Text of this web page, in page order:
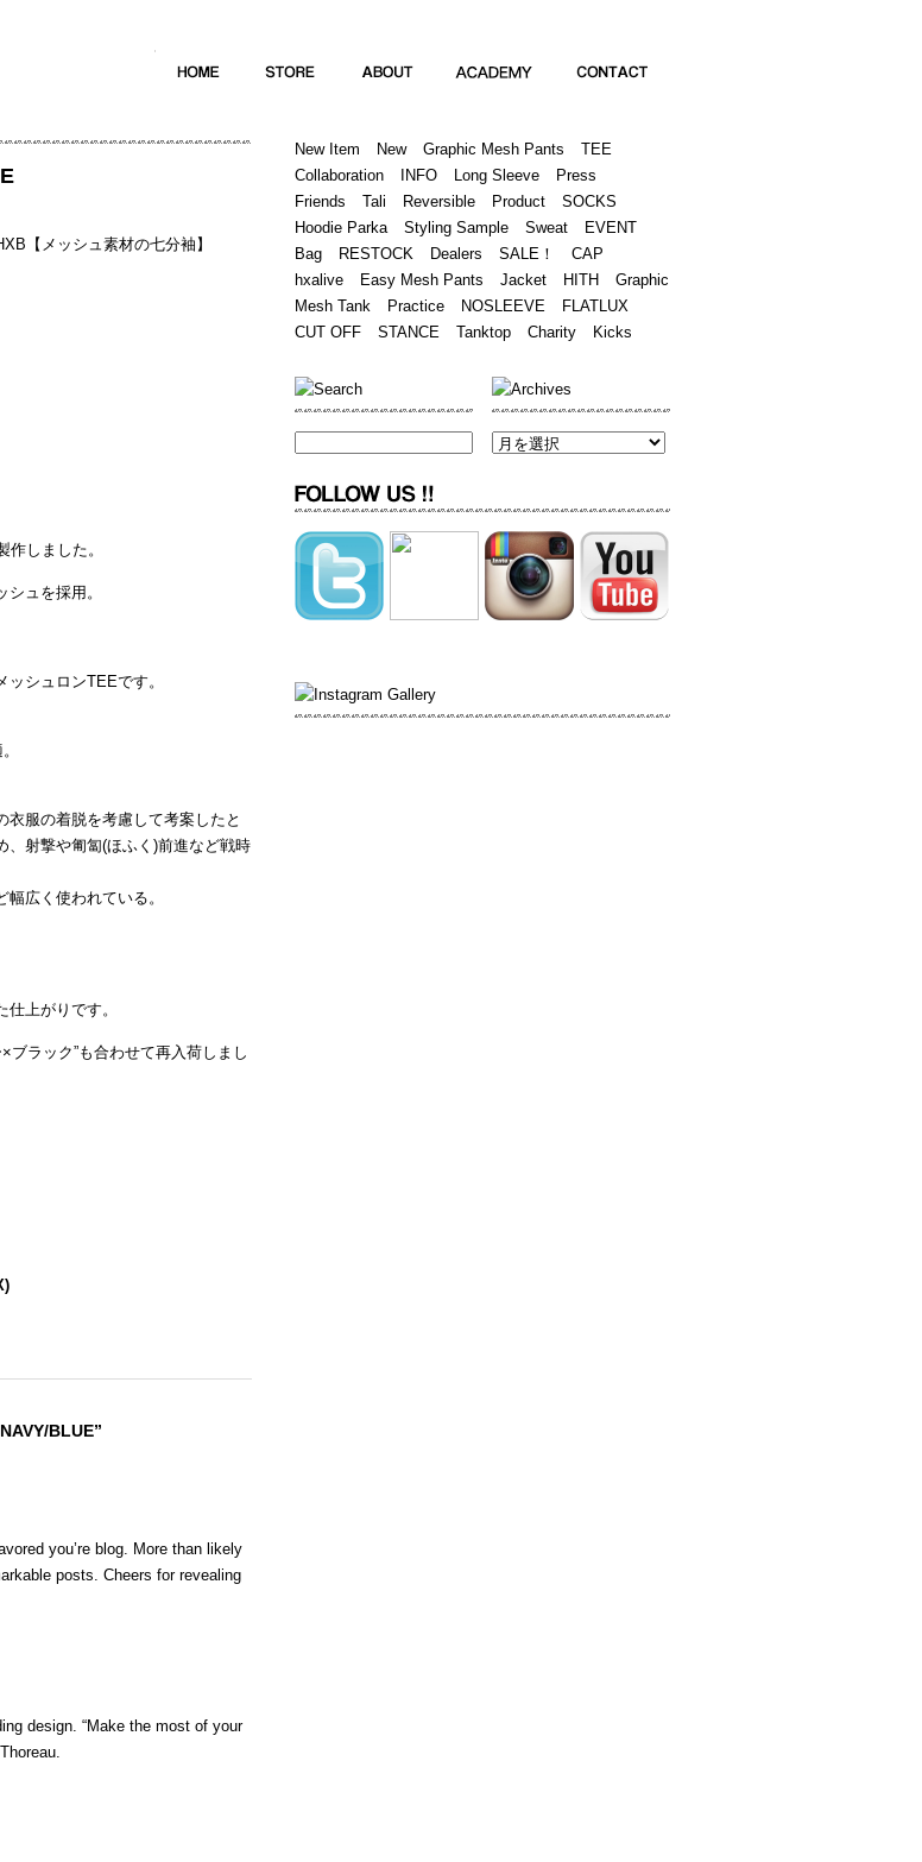
【メッシュ素材の七分袖】
しました。
ュを採用。
シュロンTEEです。
服の着脱を考慮して考案したと
、射撃や匍匐(ほふく)前進など戦時
広く使われている。
上がりです。
ブラック”も合わせて再入荷しまし
BLUE”
you’re blog. More than likely
posts. Cheers for revealing
design. “Make the most of your
New Item New Graphic Mesh Pants
TEE
Collaboration
INFO Long Sleeve
Press
Friends
Tali Reversible Product
SOCKS
Hoodie Parka
Styling Sample Sweat
EVENT
Bag
RESTOCK Dealers SALE！
CAP
hxalive
Easy Mesh Pants Jacket HITH
Graphic
Mesh Tank
Practice NOSLEEVE
FLATLUX
CUT OFF
STANCE Tanktop Charity Kicks